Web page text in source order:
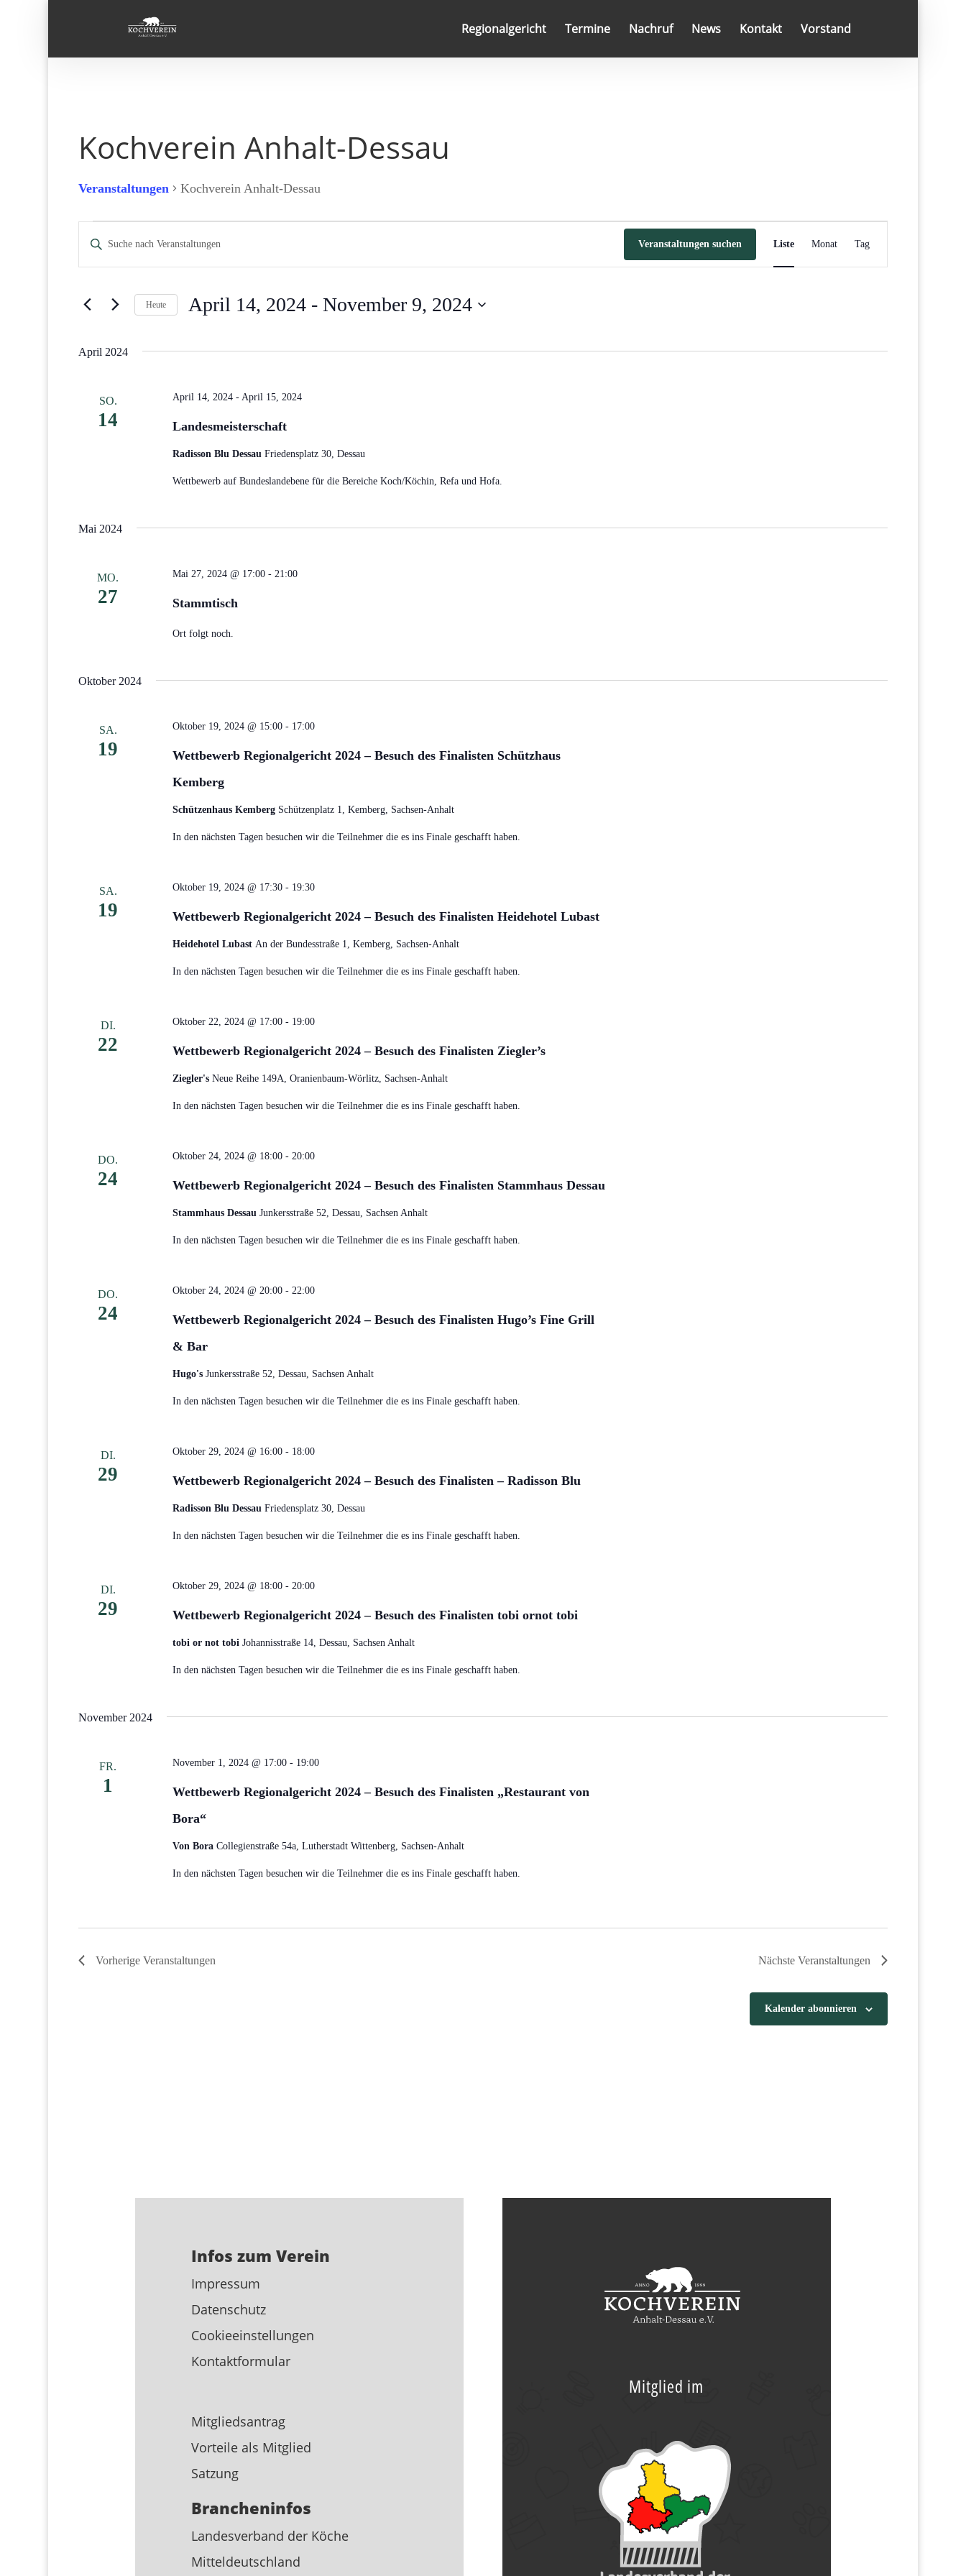
Regionalgericht Termine Nachruf News Kontakt Vorstand
Kochverein Anhalt-Dessau
Veranstaltungen Kochverein Anhalt-Dessau
Veranstaltungen
Veranstaltungen
Suche
und
Navigation
Bitte
Suche
Schlüsselwort.
Veranstaltungen suchen
Veranstaltung
Ansichten-
Navigation
Liste Monat Tag
Heute April 14, 2024 - November 9, 2024
April 2024
SO.
14 Landesmeisterschaft
April 14, 2024- April 15, 2024
Radisson Blu Dessau Friedensplatz 30, Dessau
Wettbewerb auf Bundeslandebene für die Bereiche Koch/Köchin, Refa und Hofa.
Mai 2024
MO.
27 Stammtisch
Mai 27, 2024 @ 17:00- 21:00
Ort folgt noch.
Oktober 2024
SA.
19
Wettbewerb Regionalgericht 2024 – Besuch des Finalisten Schützhaus
Kemberg
Oktober 19, 2024 @ 15:00- 17:00
Schützenhaus Kemberg Schützenplatz 1, Kemberg, Sachsen-Anhalt
In den nächsten Tagen besuchen wir die Teilnehmer die es ins Finale geschafft haben.
SA.
19 Wettbewerb Regionalgericht 2024 – Besuch des Finalisten Heidehotel Lubast
Oktober 19, 2024 @ 17:30- 19:30
Heidehotel Lubast An der Bundesstraße 1, Kemberg, Sachsen-Anhalt
In den nächsten Tagen besuchen wir die Teilnehmer die es ins Finale geschafft haben.
DI.
22 Wettbewerb Regionalgericht 2024 – Besuch des Finalisten Ziegler’s
Oktober 22, 2024 @ 17:00- 19:00
Ziegler's Neue Reihe 149A, Oranienbaum-Wörlitz, Sachsen-Anhalt
In den nächsten Tagen besuchen wir die Teilnehmer die es ins Finale geschafft haben.
DO.
24 Wettbewerb Regionalgericht 2024 – Besuch des Finalisten Stammhaus Dessau
Oktober 24, 2024 @ 18:00- 20:00
Stammhaus Dessau Junkersstraße 52, Dessau, Sachsen Anhalt
In den nächsten Tagen besuchen wir die Teilnehmer die es ins Finale geschafft haben.
DO.
24
Wettbewerb Regionalgericht 2024 – Besuch des Finalisten Hugo’s Fine Grill
& Bar
Oktober 24, 2024 @ 20:00- 22:00
Hugo's Junkersstraße 52, Dessau, Sachsen Anhalt
In den nächsten Tagen besuchen wir die Teilnehmer die es ins Finale geschafft haben.
DI.
29 Wettbewerb Regionalgericht 2024 – Besuch des Finalisten – Radisson Blu
Oktober 29, 2024 @ 16:00- 18:00
Radisson Blu Dessau Friedensplatz 30, Dessau
In den nächsten Tagen besuchen wir die Teilnehmer die es ins Finale geschafft haben.
DI.
29 Wettbewerb Regionalgericht 2024 – Besuch des Finalisten tobi ornot tobi
Oktober 29, 2024 @ 18:00- 20:00
tobi or not tobi Johannisstraße 14, Dessau, Sachsen Anhalt
In den nächsten Tagen besuchen wir die Teilnehmer die es ins Finale geschafft haben.
November 2024
FR.
1
Wettbewerb Regionalgericht 2024 – Besuch des Finalisten „Restaurant von
Bora“
November 1, 2024 @ 17:00- 19:00
Von Bora Collegienstraße 54a, Lutherstadt Wittenberg, Sachsen-Anhalt
In den nächsten Tagen besuchen wir die Teilnehmer die es ins Finale geschafft haben.
VorherigeVeranstaltungen Nächste Veranstaltungen
Kalender abonnieren
Infos zum Verein
Impressum
Datenschutz
Cookieeinstellungen
Kontaktformular
Mitgliedsantrag
Vorteile als Mitglied
Satzung
Brancheninfos
Landesverband der Köche
Mitteldeutschland
Mitglied im